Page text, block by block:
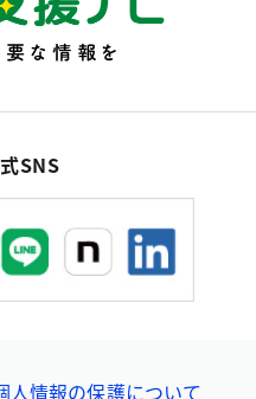
SNS
人情報の保護について